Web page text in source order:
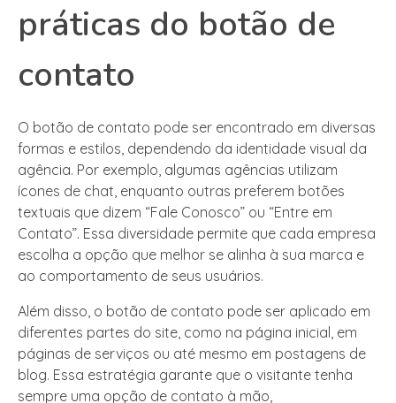
práticas do botão de
contato
O botão de contato pode ser encontrado em diversas
formas e estilos, dependendo da identidade visual da
agência. Por exemplo, algumas agências utilizam
ícones de chat, enquanto outras preferem botões
textuais que dizem “Fale Conosco” ou “Entre em
Contato”. Essa diversidade permite que cada empresa
escolha a opção que melhor se alinha à sua marca e
ao comportamento de seus usuários.
Além disso, o botão de contato pode ser aplicado em
diferentes partes do site, como na página inicial, em
páginas de serviços ou até mesmo em postagens de
blog. Essa estratégia garante que o visitante tenha
sempre uma opção de contato à mão,